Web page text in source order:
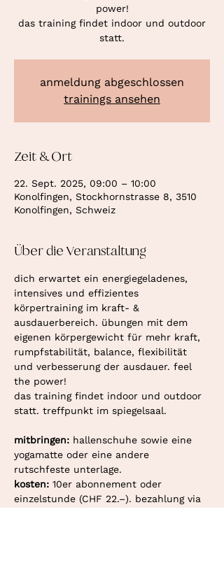
power!
das training findet indoor und outdoor
statt.
anmeldung abgeschlossen
trainings ansehen
Zeit & Ort
22. Sept. 2025, 09:00 – 10:00
Konolfingen, Stockhornstrasse 8, 3510
Konolfingen, Schweiz
Über die Veranstaltung
dich erwartet ein energiegeladenes,
intensives und effizientes
körpertraining im kraft- &
ausdauerbereich. übungen mit dem
eigenen körpergewicht für mehr kraft,
rumpfstabilität, balance, flexibilität
und verbesserung der ausdauer. feel
the power!
das training findet indoor und outdoor
statt. treffpunkt im spiegelsaal.
mitbringen: hallenschuhe sowie eine
yogamatte oder eine andere
rutschfeste unterlage.
kosten: 10er abonnement oder
einzelstunde (CHF 22.–). bezahlung via